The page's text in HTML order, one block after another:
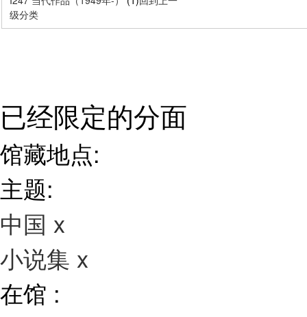
级分类
已经限定的分面
馆藏地点:
主题:
中国 x
小说集 x
在馆 :